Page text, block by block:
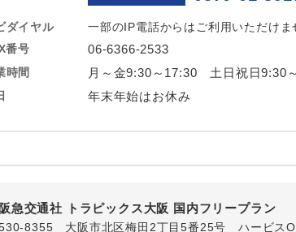
ダイヤル
一部のIP電話からはご利用いただけま
番号
06-6366-2533
時間 月～金9:30～17:30 土日祝日9:30
年末年始はお休み
阪急交通社 トラピックス大阪 国内フリープラン
8355 大阪市北区梅田2丁目5番25号 ハービス